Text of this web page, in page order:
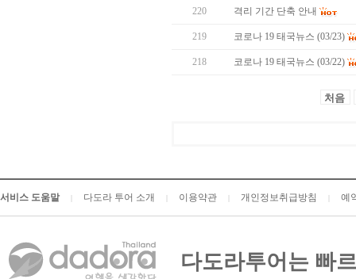
220 격리 기간 단축 안내
219 코로나 19 태국뉴스 (03/23)
218 코로나 19 태국뉴스 (03/22)
처음
서비스 도움말 다도라 투어 소개 이용약관 개인정보취급방침 예
다도라투어는 빠